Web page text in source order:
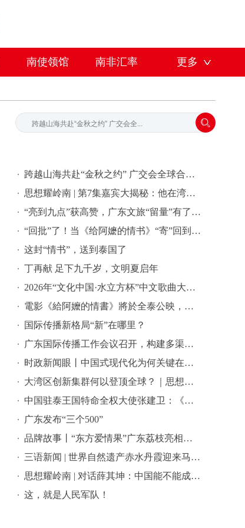
南使领馆 南非汇率 更多
跨越山海共赴“金秋之约” 广交会全球合作伙伴签约活动在穗举行
思想耀岭南 | 第7集嘉宾大揭秘：他在湾区批量孵化独角兽企业
“亮到九点”获高赞，广东文旅“留量”有了新密码 | 文旅友好看广东②
“回批”了！当《给阿嬷的情书》“寄”回到故事发生地泰国……
这封“情书”，送到泰国了
丁再献 足下九千岁，文明夏启年
2026年“文化中国·水立方杯”中文歌曲大赛总决赛落幕，选手精彩表现来啦→
電影《給阿嬤的情書》將於全泰公映，導演藍鴻春推薦潮汕美景美食
国际传播新格局“新”在哪里？
广东国际传播工作会议召开，构建多渠道立体式对外传播格局引热议
时政新闻眼丨中国式现代化为何关键在科技现代化？总书记作出战略指引
大湾区创新集群何以登顶全球？｜思想耀岭南
中国驻泰王国特命全权大使张建卫：《给阿嬷的情书》是讲好中国故事的好抓手
广东发布“三个500”
品牌故事丨“东方爱情果”广东荔枝亮相全球农遗遴选答辩会
三语新闻 | 世界自然遗产赤水丹霞迎来马来西亚代表团 ——海外嘉宾点赞世界自然遗产赤水丹霞：这里值得让更多国际游客看见
思想耀岭南 | 对话薛其坤：中国能不能成为世界科学中心？
这，就是人民军队！